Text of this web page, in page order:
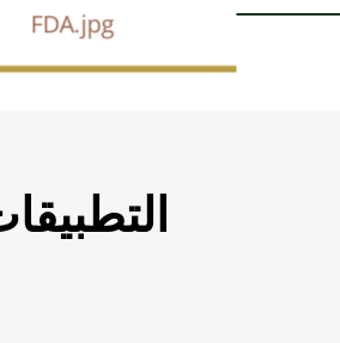
FDA.jpg